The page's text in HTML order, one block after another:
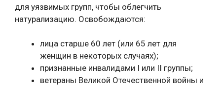
для уязвимых групп, чтобы облегчить
натурализацию. Освобождаются:
лица старше 60 лет (или 65 лет для
женщин в некоторых случаях);
признанные инвалидами I или II группы;
ветераны Великой Отечественной войны и